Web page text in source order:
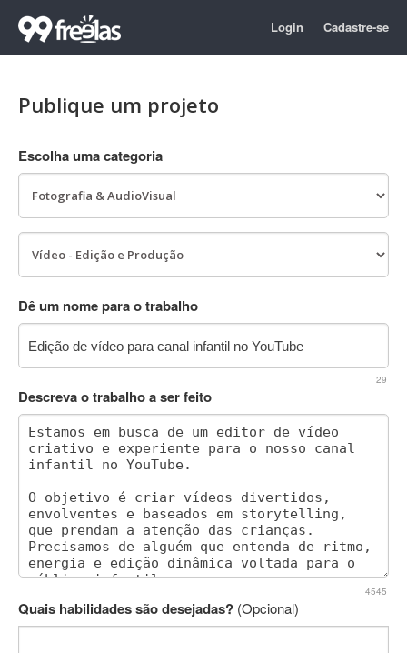
Login Cadastre-se
Publique um projeto
Escolha uma categoria
Dê um nome para o trabalho
29
Descreva o trabalho a ser feito
4545
Quais habilidades são desejadas? (Opcional)